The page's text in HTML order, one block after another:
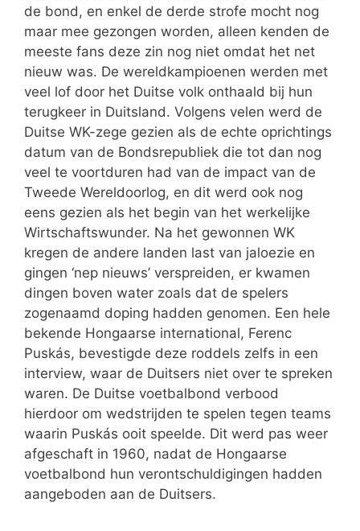
de bond, en enkel de derde strofe mocht nog
maar mee gezongen worden, alleen kenden de
meeste fans deze zin nog niet omdat het net
nieuw was. De wereldkampioenen werden met
veel lof door het Duitse volk onthaald bij hun
terugkeer in Duitsland. Volgens velen werd de
Duitse WK-zege gezien als de echte oprichtings
datum van de Bondsrepubliek die tot dan nog
veel te voortduren had van de impact van de
Tweede Wereldoorlog, en dit werd ook nog
eens gezien als het begin van het werkelijke
Wirtschaftswunder. Na het gewonnen WK
kregen de andere landen last van jaloezie en
gingen ‘nep nieuws’ verspreiden, er kwamen
dingen boven water zoals dat de spelers
zogenaamd doping hadden genomen. Een hele
bekende Hongaarse international, Ferenc
Puskás, bevestigde deze roddels zelfs in een
interview, waar de Duitsers niet over te spreken
waren. De Duitse voetbalbond verbood
hierdoor om wedstrijden te spelen tegen teams
waarin Puskás ooit speelde. Dit werd pas weer
afgeschaft in 1960, nadat de Hongaarse
voetbalbond hun verontschuldigingen hadden
aangeboden aan de Duitsers.